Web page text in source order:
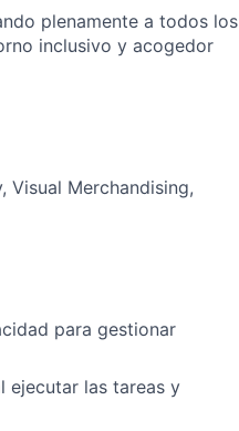
plenamente a todos los
inclusivo y acogedor
Visual Merchandising,
para gestionar
ejecutar las tareas y